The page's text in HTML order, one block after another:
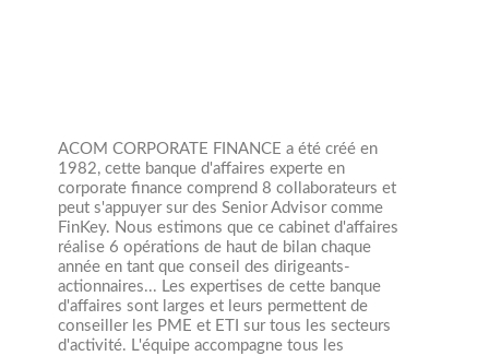
ACOM CORPORATE FINANCE a été créé en
1982, cette banque d'affaires experte en
corporate finance comprend 8 collaborateurs et
peut s'appuyer sur des Senior Advisor comme
FinKey. Nous estimons que ce cabinet d'affaires
réalise 6 opérations de haut de bilan chaque
année en tant que conseil des dirigeants-
actionnaires... Les expertises de cette banque
d'affaires sont larges et leurs permettent de
conseiller les PME et ETI sur tous les secteurs
d'activité. L'équipe accompagne tous les